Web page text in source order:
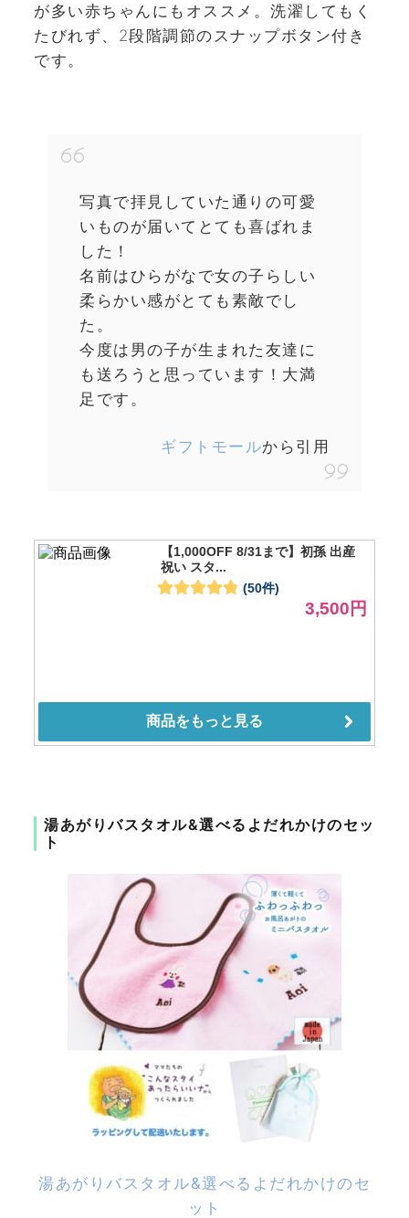
が多い赤ちゃんにもオススメ。洗濯してもく
たびれず、2段階調節のスナップボタン付き
です。
写真で拝見していた通りの可愛
いものが届いてとても喜ばれま
した！
名前はひらがなで女の子らしい
柔らかい感がとても素敵でし
た。
今度は男の子が生まれた友達に
も送ろうと思っています！大満
足です。
ギフトモールから引用
湯あがりバスタオル&選べるよだれかけのセッ
ト
湯あがりバスタオル&選べるよだれかけのセ
ット